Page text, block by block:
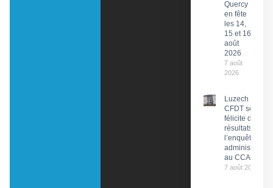
Quercy
en fête
les 14,
15 et 16
août
2026
7 août
2026
Luzech : La
CFDT se
félicite des
résultats de
l’enquête
administrative
au CCAS
7 août 2026